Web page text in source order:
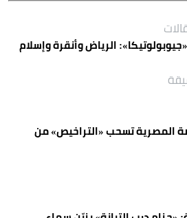
الرياض وأنقرة وإسلام
المصرية تسحب «التراخيص» من